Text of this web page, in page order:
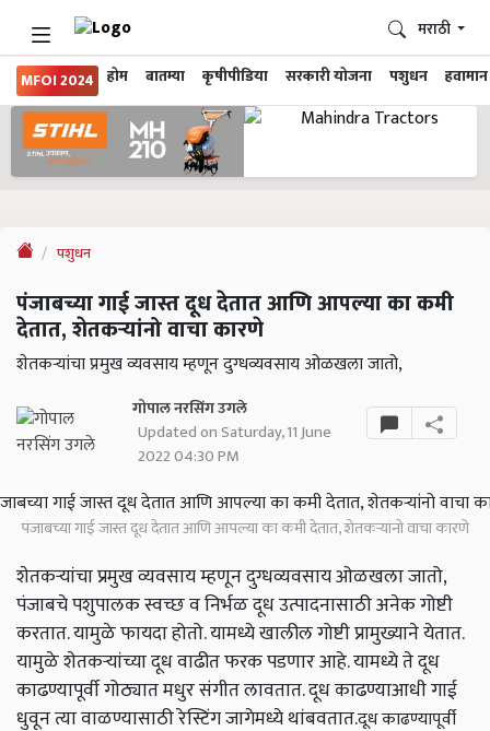
MFOI 2024 होम बातम्या कृषीपीडिया सरकारी योजना पशुधन हवामान
मराठी
पशुधन
पंजाबच्या गाई जास्त दूध देतात आणि आपल्या का कमी
देतात, शेतकऱ्यांनो वाचा कारणे
शेतकऱ्यांचा प्रमुख व्यवसाय म्हणून दुग्धव्यवसाय ओळखला जातो,
गोपाल नरसिंग उगले
Updated on Saturday, 11 June
2022 04:30 PM
पंजाबच्या गाई जास्त दूध देतात आणि आपल्या का कमी देतात, शेतकऱ्यांनो वाचा कारणे
शेतकऱ्यांचा प्रमुख व्यवसाय म्हणून दुग्धव्यवसाय ओळखला जातो,
पंजाबचे पशुपालक स्वच्छ व निर्भळ दूध उत्पादनासाठी अनेक गोष्टी
करतात. यामुळे फायदा होतो. यामध्ये खालील गोष्टी प्रामुख्याने येतात.
यामुळे शेतकऱ्यांच्या दूध वाढीत फरक पडणार आहे. यामध्ये ते दूध
काढण्यापूर्वी गोठ्यात मधुर संगीत लावतात. दूध काढण्याआधी गाई
धुवून त्या वाळण्यासाठी रेस्टिंग जागेमध्ये थांबवतात.दूध काढण्यापूर्वी